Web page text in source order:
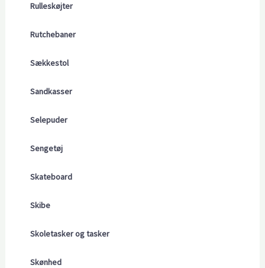
Rulleskøjter
Rutchebaner
Sækkestol
Sandkasser
Selepuder
Sengetøj
Skateboard
Skibe
Skoletasker og tasker
Skønhed